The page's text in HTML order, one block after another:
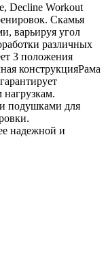
Decline Workout
Скамья
варьируя угол
различных
3 положения
конструкцияРама
нагрузкам.
подушками для
надежной и